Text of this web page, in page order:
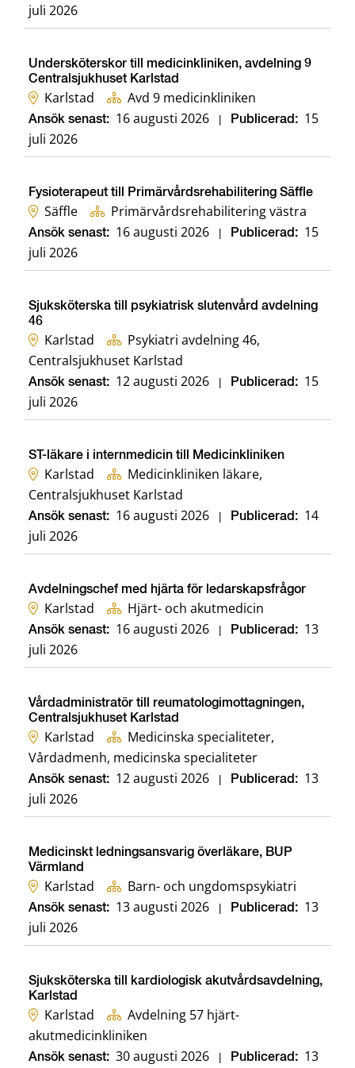
juli 2026
Undersköterskor till medicinkliniken, avdelning 9
Centralsjukhuset Karlstad
Karlstad Avd 9 medicinkliniken
Ansök senast: 16 augusti 2026 Publicerad: 15
juli 2026
Fysioterapeut till Primärvårdsrehabilitering Säffle
Säffle Primärvårdsrehabilitering västra
Ansök senast: 16 augusti 2026 Publicerad: 15
juli 2026
Sjuksköterska till psykiatrisk slutenvård avdelning
46
Karlstad
Psykiatri avdelning 46,
Centralsjukhuset Karlstad
Ansök senast: 12 augusti 2026 Publicerad: 15
juli 2026
ST-läkare i internmedicin till Medicinkliniken
Karlstad
Medicinkliniken läkare,
Centralsjukhuset Karlstad
Ansök senast: 16 augusti 2026 Publicerad: 14
juli 2026
Avdelningschef med hjärta för ledarskapsfrågor
Karlstad Hjärt- och akutmedicin
Ansök senast: 16 augusti 2026 Publicerad: 13
juli 2026
Vårdadministratör till reumatologimottagningen,
Centralsjukhuset Karlstad
Karlstad
Medicinska specialiteter,
Vårdadmenh, medicinska specialiteter
Ansök senast: 12 augusti 2026 Publicerad: 13
juli 2026
Medicinskt ledningsansvarig överläkare, BUP
Värmland
Karlstad Barn- och ungdomspsykiatri
Ansök senast: 13 augusti 2026 Publicerad: 13
juli 2026
Sjuksköterska till kardiologisk akutvårdsavdelning,
Karlstad
Karlstad
Avdelning 57 hjärt-
akutmedicinkliniken
Ansök senast: 30 augusti 2026 Publicerad: 13